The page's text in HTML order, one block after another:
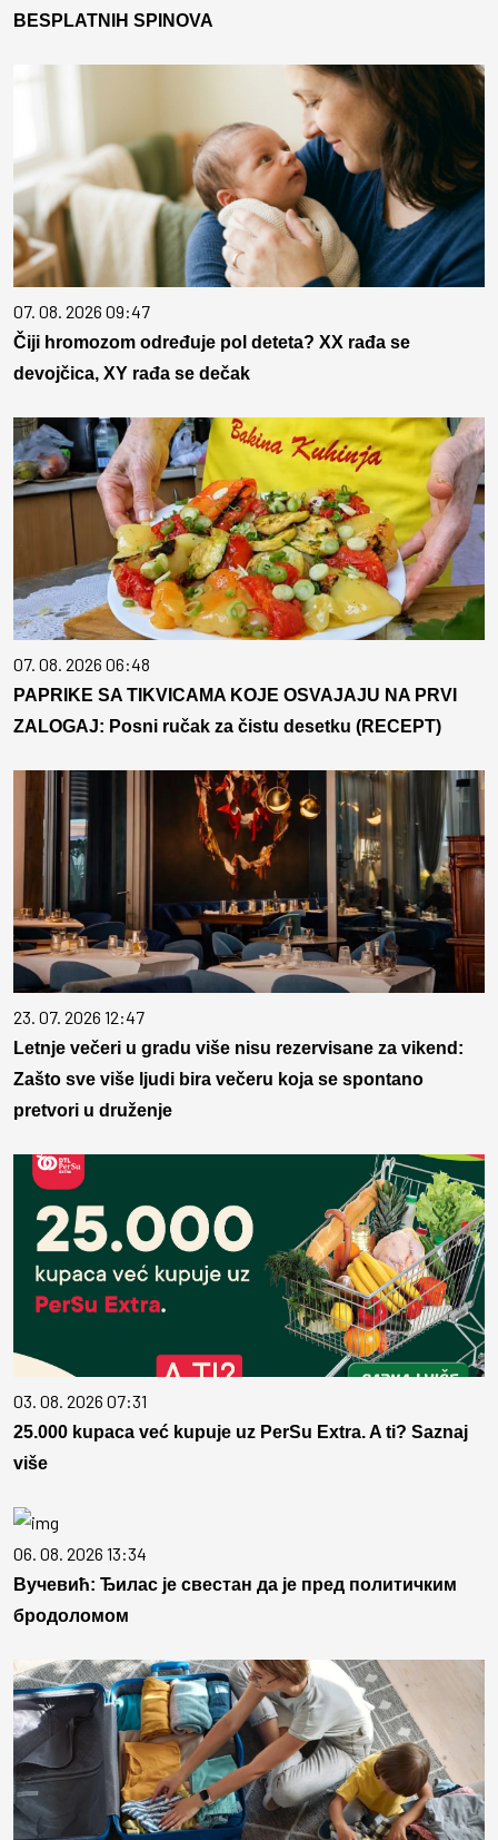
BESPLATNIH SPINOVA
07. 08. 2026 09:47
Čiji hromozom određuje pol deteta? XX rađa se
devojčica, XY rađa se dečak
07. 08. 2026 06:48
PAPRIKE SA TIKVICAMA KOJE OSVAJAJU NA PRVI
ZALOGAJ: Posni ručak za čistu desetku (RECEPT)
23. 07. 2026 12:47
Letnje večeri u gradu više nisu rezervisane za vikend:
Zašto sve više ljudi bira večeru koja se spontano
pretvori u druženje
03. 08. 2026 07:31
25.000 kupaca već kupuje uz PerSu Extra. A ti? Saznaj
više
06. 08. 2026 13:34
Вучевић: Ђилас је свестан да је пред политичким
бродоломом